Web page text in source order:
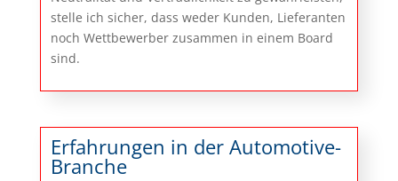
stelle ich sicher, dass weder Kunden, Lieferanten
noch Wettbewerber zusammen in einem Board
sind.
Erfahrungen in der Automotive-
Branche